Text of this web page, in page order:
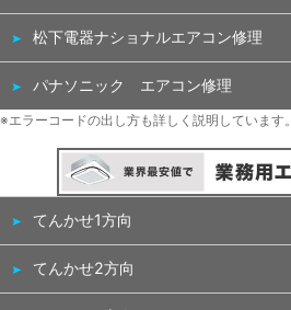
松下電器ナショナルエアコン修理
パナソニック エアコン修理
※エラーコードの出し方も詳しく説明しています。
てんかせ1方向
てんかせ2方向